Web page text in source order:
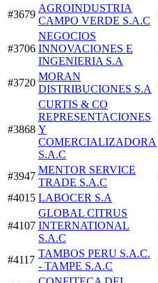
#3679
AGROINDUSTRIA
CAMPO VERDE S.A.C
#3706
NEGOCIOS
INNOVACIONES E
INGENIERIA S.A
#3720
MORAN
DISTRIBUCIONES S.A
#3868
CURTIS & CO
REPRESENTACIONES
Y
COMERCIALIZADORA
S.A.C
#3947
MENTOR SERVICE
TRADE S.A.C
#4015 LABOCER S.A
#4107
GLOBAL CITRUS
INTERNATIONAL
S.A.C
#4117
TAMBOS PERU S.A.C.
- TAMPE S.A.C